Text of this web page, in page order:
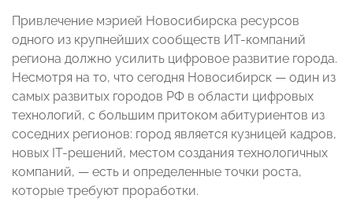
Привлечение мэрией Новосибирска ресурсов
одного из крупнейших сообществ ИТ-компаний
региона должно усилить цифровое развитие города.
Несмотря на то, что сегодня Новосибирск — один из
самых развитых городов РФ в области цифровых
технологий, с большим притоком абитуриентов из
соседних регионов: город является кузницей кадров,
новых IT-решений, местом создания технологичных
компаний, — есть и определенные точки роста,
которые требуют проработки.